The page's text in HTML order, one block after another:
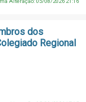
dos
Regional